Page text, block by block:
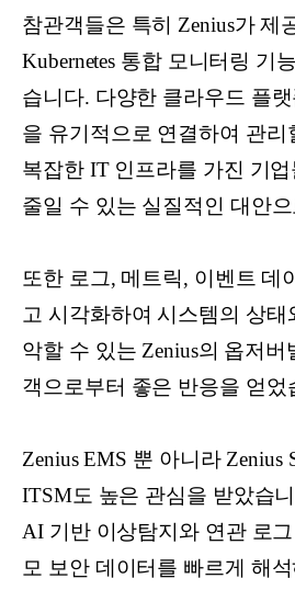
참관객들은 특히 Zenius가 제
Kubernetes 통합 모니터링 기
습니다. 다양한 클라우드 플
을 유기적으로 연결하여 관리
복잡한 IT 인프라를 가진 기
줄일 수 있는 실질적인 대안
또한 로그, 메트릭, 이벤트 데
고 시각화하여 시스템의 상
악할 수 있는 Zenius의 옵저
객으로부터 좋은 반응을 얻었
Zenius EMS 뿐 아니라 Zenius
ITSM도 높은 관심을 받았습
AI 기반 이상탐지와 연관 로
모 보안 데이터를 빠르게 해